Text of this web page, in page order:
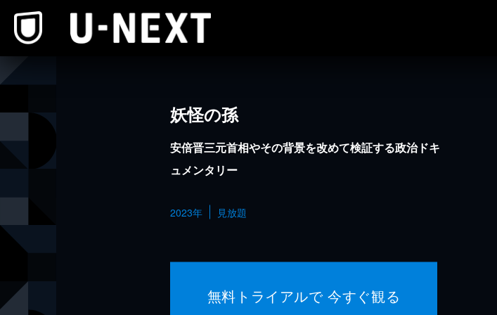
妖怪の孫
安倍晋三元首相やその背景を改めて検証する政治ドキ
ュメンタリー
2023年 見放題
無料トライアルで 今すぐ観る